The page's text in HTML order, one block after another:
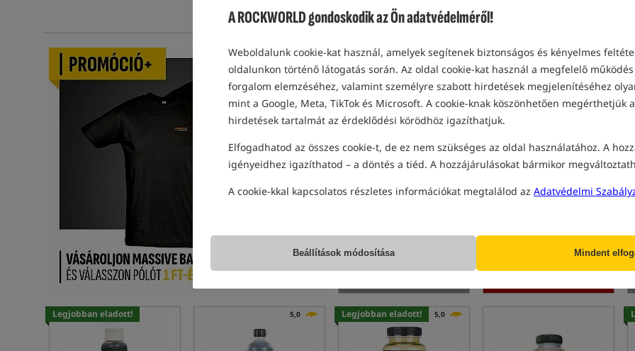
A ROCKWORLD gondoskodik az Ön adatvédelméről!
Weboldalunk cookie-kat használ, amelyek segítenek biztonságos és kényelmes
oldalunkon történő látogatás során. Az oldal cookie-kat használ a megfelelő
forgalom elemzéséhez, valamint személyre szabott hirdetések megjelenítéséhez
mint a Google, Meta, TikTok és Microsoft. A cookie-knak köszönhetően megérthetjük
hirdetések tartalmát az érdeklődési körödhöz igazíthatjuk.
Elfogadhatod az összes cookie-t, de ez nem szükséges az oldal használatához. A
igényeidhez igazíthatod – a döntés a tiéd. A hozzájárulásokat bármikor
A cookie-kkal kapcsolatos részletes információkat megtalálod az Adatvédelmi
Beállítások módosítása Mindent
AMINOKOMPLEXOK
5,0
CcMoore Liquid Tuna
Folyékony tonhal
előtt: 5408
Eladás
JetFish Amino Complex
Amino Complex Áfonya
Legjobban eladott! 5,0 Legjobban eladott! 5,0